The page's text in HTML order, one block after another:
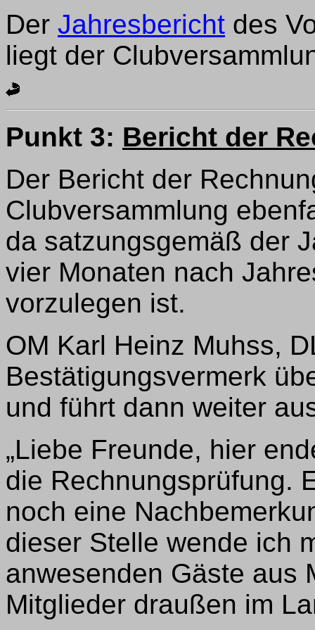
Der Jahresbericht des
liegt der
Punkt 3: Bericht der
Der Bericht der
Clubversammlung
da satzungsgemäß der
vier Monaten nach
vorzulegen ist.
OM Karl Heinz Muhss,
Bestätigungsvermerk
und führt dann weiter
„Liebe Freunde, hier
die Rechnungsprüfung.
noch eine
dieser Stelle wende ich
anwesenden Gäste aus
Mitglieder draußen im